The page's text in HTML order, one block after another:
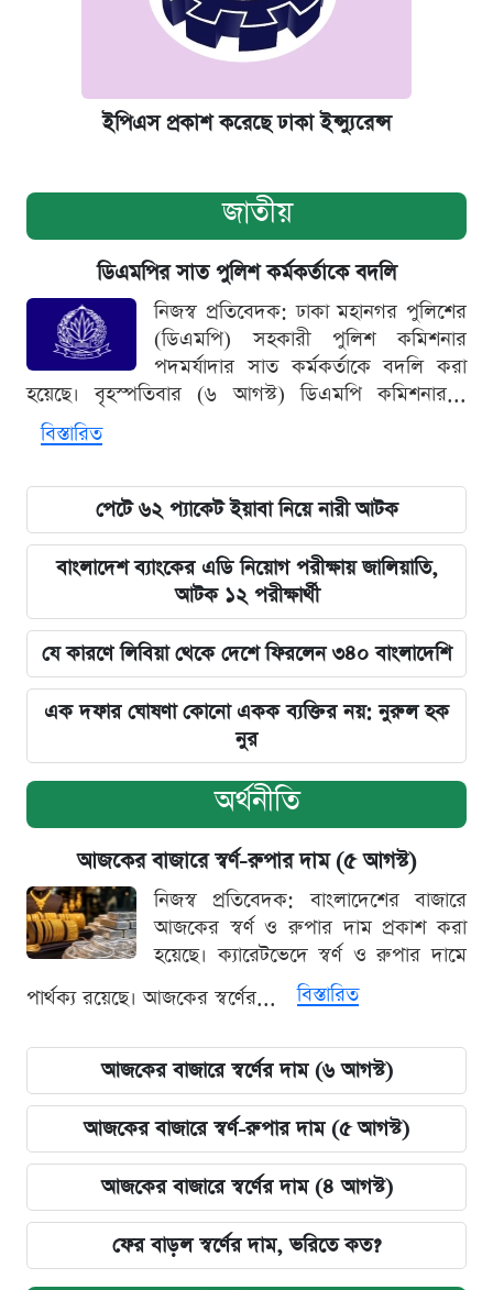
ইপিএস প্রকাশ করেছে ঢাকা ইন্স্যুরেন্স
জাতীয়
ডিএমপির সাত পুলিশ কর্মকর্তাকে বদলি
নিজস্ব প্রতিবেদক: ঢাকা মহানগর পুলিশের
(ডিএমপি) সহকারী পুলিশ কমিশনার
পদমর্যাদার সাত কর্মকর্তাকে বদলি করা
হয়েছে। বৃহস্পতিবার (৬ আগস্ট) ডিএমপি কমিশনার...
বিস্তারিত
পেটে ৬২ প্যাকেট ইয়াবা নিয়ে নারী আটক
বাংলাদেশ ব্যাংকের এডি নিয়োগ পরীক্ষায় জালিয়াতি,
আটক ১২ পরীক্ষার্থী
যে কারণে লিবিয়া থেকে দেশে ফিরলেন ৩৪০ বাংলাদেশি
এক দফার ঘোষণা কোনো একক ব্যক্তির নয়: নুরুল হক
নুর
অর্থনীতি
আজকের বাজারে স্বর্ণ-রুপার দাম (৫ আগস্ট)
নিজস্ব প্রতিবেদক: বাংলাদেশের বাজারে
আজকের স্বর্ণ ও রুপার দাম প্রকাশ করা
হয়েছে। ক্যারেটভেদে স্বর্ণ ও রুপার দামে
পার্থক্য রয়েছে। আজকের স্বর্ণের...
বিস্তারিত
আজকের বাজারে স্বর্ণের দাম (৬ আগস্ট)
আজকের বাজারে স্বর্ণ-রুপার দাম (৫ আগস্ট)
আজকের বাজারে স্বর্ণের দাম (৪ আগস্ট)
ফের বাড়ল স্বর্ণের দাম, ভরিতে কত?